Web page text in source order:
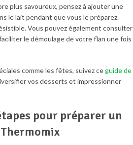
plus savoureux, pensez à ajouter une
le lait pendant que vous le préparez.
Vous pouvez également consulter
le démoulage de votre flan une fois
comme les fêtes, suivez ceguide de
vos desserts et impressionner
pour préparer un